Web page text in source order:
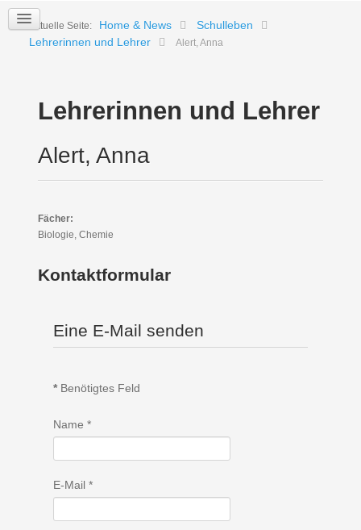
Aktuelle Seite: Home & News
Schulleben
Lehrerinnen und Lehrer
Alert, Anna
Lehrerinnen und Lehrer
Alert, Anna
Fächer:
Biologie, Chemie
Kontaktformular
Eine E-Mail senden
*Benötigtes Feld
Name *
E-Mail*